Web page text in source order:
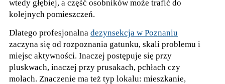
wtedy głębiej, a część osobników może trafić do
kolejnych pomieszczeń.
Dlatego profesjonalna dezynsekcja w Poznaniu
zaczyna się od rozpoznania gatunku, skali problemu i
miejsc aktywności. Inaczej postępuje się przy
pluskwach, inaczej przy prusakach, pchłach czy
molach. Znaczenie ma też typ lokalu: mieszkanie,